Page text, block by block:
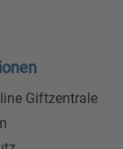
Giftzentrale